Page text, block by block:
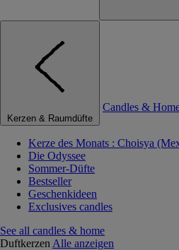
Kerzen & Raumdüfte
Candles &
Kerze des Monats : Choisya
Die Odyssee
Sommer-Düfte
Bestseller
Geschenkideen
Exclusives candles
See all candles & home
Duftkerzen Alle anzeigen